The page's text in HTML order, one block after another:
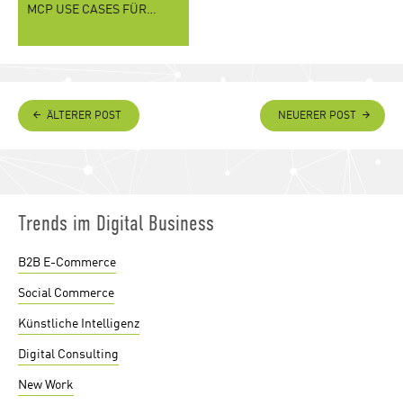
MCP USE CASES FÜR…
ÄLTERER POST NEUERER POST
Trends im Digital Business
B2B E-Commerce
Social Commerce
Künstliche Intelligenz
Digital Consulting
New Work